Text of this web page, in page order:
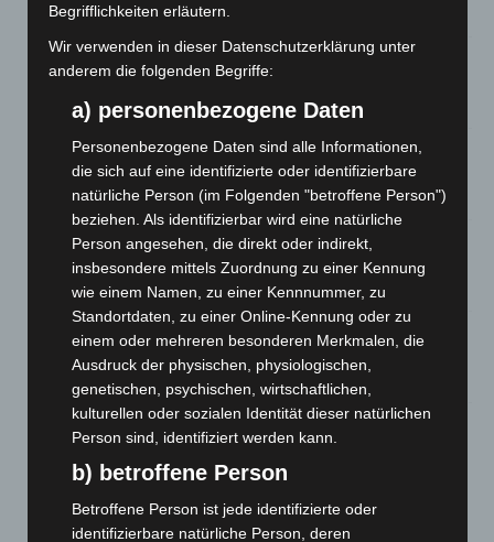
8. August 2026
Niedersachsen: Feuerwehrkräfte kehren nach
Waldbrandeinsatz aus Spanien zurück
7. August 2026
Hannover: Erste Tigermücken-Population in Niedersachsen
entdeckt
7. August 2026
Brand im „Haus der Begegnung“ in Neuwarmbüchen schnell
eingedämmt
6. August 2026
Region Hannover: 21 neue Notfallsanitäter starten beim
5. August 2026
Mann läuft mit Hockeyschläger über A7 – Polizei sucht
Zeugen
5. August 2026
Begrifflichkeiten erläutern.
Wir verwenden in dieser Datenschutzerklärung unter
anderem die folgenden Begriffe:
a) personenbezogene Daten
Personenbezogene Daten sind alle Informationen,
die sich auf eine identifizierte oder identifizierbare
natürliche Person (im Folgenden "betroffene Person")
beziehen. Als identifizierbar wird eine natürliche
Person angesehen, die direkt oder indirekt,
insbesondere mittels Zuordnung zu einer Kennung
wie einem Namen, zu einer Kennnummer, zu
Standortdaten, zu einer Online-Kennung oder zu
einem oder mehreren besonderen Merkmalen, die
Ausdruck der physischen, physiologischen,
genetischen, psychischen, wirtschaftlichen,
kulturellen oder sozialen Identität dieser natürlichen
Person sind, identifiziert werden kann.
b) betroffene Person
Betroffene Person ist jede identifizierte oder
identifizierbare natürliche Person, deren